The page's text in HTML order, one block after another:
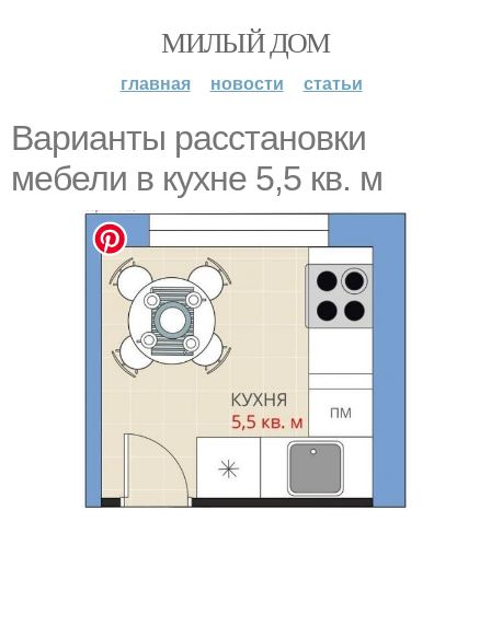
МИЛЫЙ ДОМ
главная новости статьи
Варианты расстановки
мебели в кухне 5,5 кв. м